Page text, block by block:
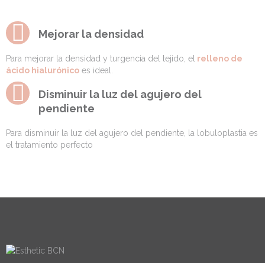
Mejorar la densidad
Para mejorar la densidad y turgencia del tejido, el relleno de
ácido hialurónico es ideal.
Disminuir la luz del agujero del
pendiente
Para disminuir la luz del agujero del pendiente, la lobuloplastia es
el tratamiento perfecto